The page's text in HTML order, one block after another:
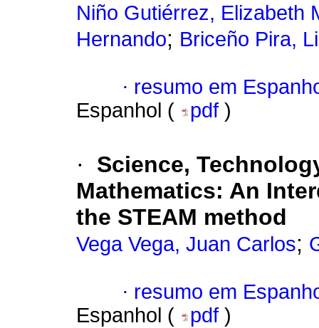
Niño Gutiérrez, Elizabeth
Hernando; Briceño Pira,
· resumo em
Espanhol (
pdf )
·
Science,
Mathematics: An
the STEAM method
Vega Vega, Juan Carlos;
· resumo em
Espanhol (
pdf )